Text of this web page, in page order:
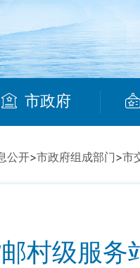
市政府
公开>市政府组成部门>市
村级服